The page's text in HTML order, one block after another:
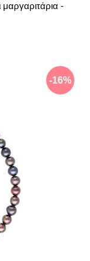
-
-16%